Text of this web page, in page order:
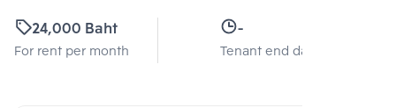
24,000 Baht
For rent per month
-
Tenant end date